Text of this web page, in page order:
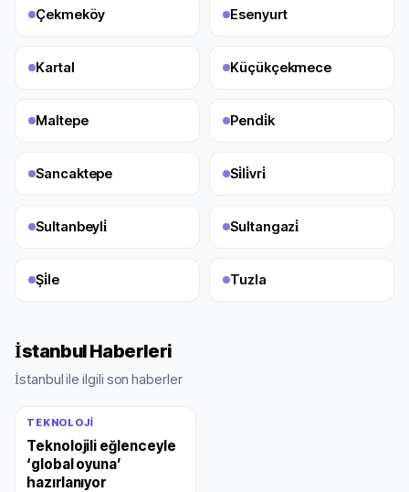
Çekmeköy Esenyurt
Kartal Küçükçekmece
Maltepe Pendi̇k
Sancaktepe Si̇li̇vri̇
Sultanbeyli̇ Sultangazi̇
Şi̇le Tuzla
İstanbul Haberleri
İstanbul ile ilgili son haberler
TEKNOLOJI
Teknolojili eğlenceyle
‘global oyuna’
hazırlanıyor